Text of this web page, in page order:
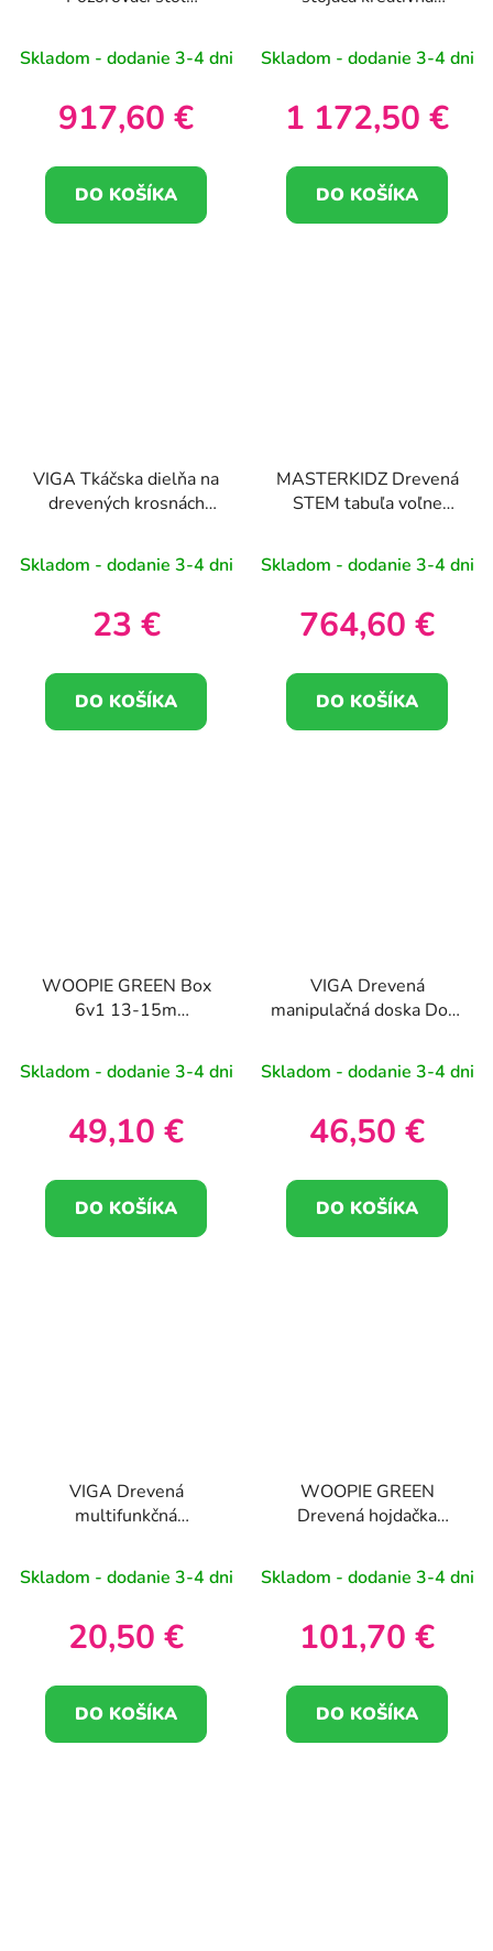
stanica hmyzu a rastlín
Skladom - dodanie 3-4 dni
917,60 €
DO KOŠÍKA
125 x 86 + sada
príslušenstva
Skladom - dodanie 3-4 dni
1 172,50 €
DO KOŠÍKA
VIGA Tkáčska dielňa na
drevených krosnách
súprava
Skladom - dodanie 3-4 dni
23 €
DO KOŠÍKA
MASTERKIDZ Drevená
STEM tabuľa voľne
domčeka
Skladom - dodanie 3-4 dni
764,60 €
DO KOŠÍKA
WOOPIE GREEN Box
6v1 13-15m
senzorické FSC
Skladom - dodanie 3-4 dni
49,10 €
DO KOŠÍKA
VIGA Drevená
manipulačná doska Dom
Skladom - dodanie 3-4 dni
46,50 €
DO KOŠÍKA
VIGA Drevená
multifunkčná
Skladom - dodanie 3-4 dni
20,50 €
DO KOŠÍKA
WOOPIE GREEN
Drevená hojdačka
Montessori FSC
Skladom - dodanie 3-4 dni
101,70 €
DO KOŠÍKA